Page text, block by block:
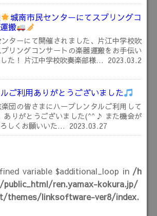
城南市民センターにてスプリングコ
搬
ターにて開催されました、片江中学校吹
リングコンサートの楽器運搬をお手伝い
た！ 片江中学校吹奏楽部様… 2023.03.2
ご利用ありがとうございました
団の皆さまにハープレンタルご利用して
ありがとうございました(^^♪ また機会が
しくお願いいた… 2023.03.27
variable $additional_loop in /h
public_html/ren.yamax-kokura.jp/
themes/linksoftware-ver8/index.